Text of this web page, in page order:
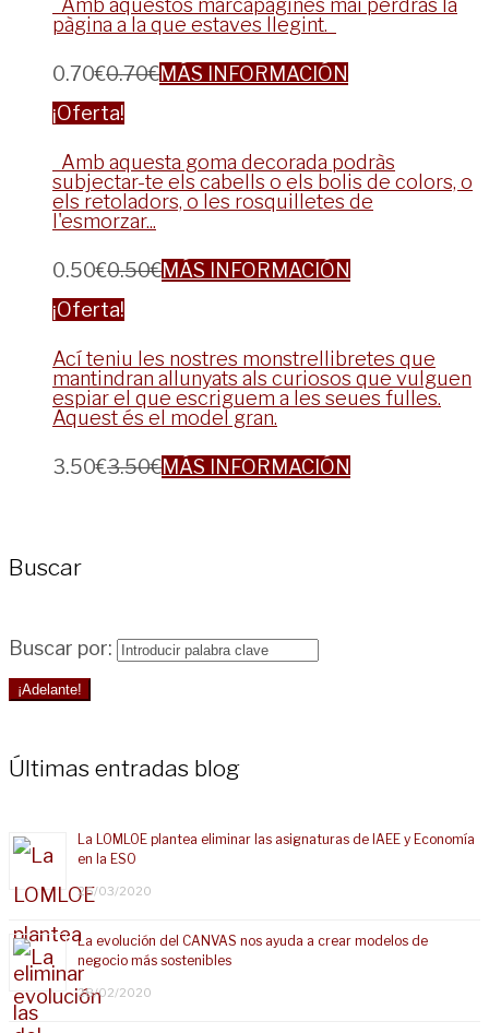
Amb aquestos marcapàgines mai perdràs la
pàgina a la que estaves llegint.
0.70€0.70€MÁS INFORMACIÓN
¡Oferta!
Amb aquesta goma decorada podràs
subjectar-te els cabells o els bolis de colors, o
els retoladors, o les rosquilletes de
l'esmorzar...
0.50€0.50€MÁS INFORMACIÓN
¡Oferta!
Ací teniu les nostres monstrellibretes que
mantindran allunyats als curiosos que vulguen
espiar el que escriguem a les seues fulles.
Aquest és el model gran.
3.50€3.50€MÁS INFORMACIÓN
Buscar
Buscar por:
¡Adelante!
Últimas entradas blog
La LOMLOE plantea eliminar las asignaturas de IAEE y Economía
en la ESO
25/03/2020
La evolución del CANVAS nos ayuda a crear modelos de
negocio más sostenibles
28/02/2020